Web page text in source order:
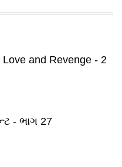
and Revenge - 2
- ભાગ 27